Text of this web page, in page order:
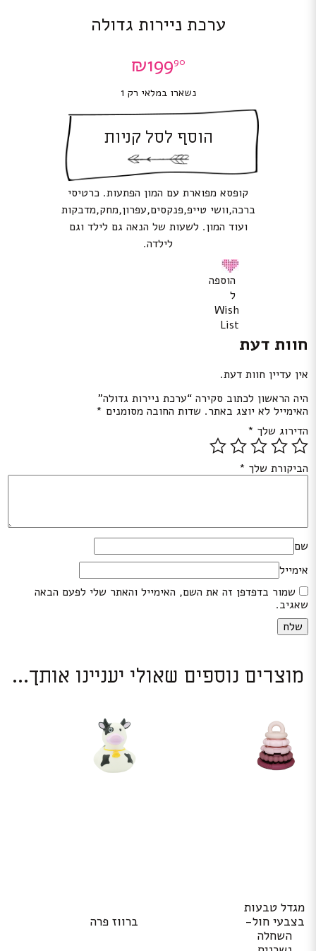
ערכת ניירות גדולה
₪19990
נשארו במלאי רק 1
הוסף לסל קניות
קופסא מפוארת עם המון הפתעות. כרטיסי
ברכה,וושי טייפ,פנקסים,עפרון,מחק,מדבקות
ועוד המון. לשעות של הנאה גם לילד וגם
לילדה.
הוספה
ל
Wish
List
חוות דעת
אין עדיין חוות דעת.
היה הראשון לכתוב סקירה “ערכת ניירות גדולה”
האימייל לא יוצג באתר. שדות החובה מסומנים *
הדירוג שלך *
הביקורת שלך *
שם
אימייל
שמור בדפדפן זה את השם, האימייל והאתר שלי לפעם הבאה
שאגיב.
מוצרים נוספים שאולי יעניינו אותך...
מגדל טבעות
בצבעי חול-
השחלה
ברווז פרה